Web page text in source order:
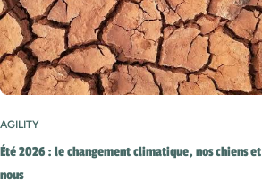
AGILITY
Été 2026 : le changement climatique, nos chiens et
nous